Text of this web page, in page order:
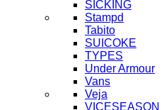
SICKING
Stampd
Tabito
SUICOKE
TYPES
Under Armour
Vans
Veja
VICESEASON